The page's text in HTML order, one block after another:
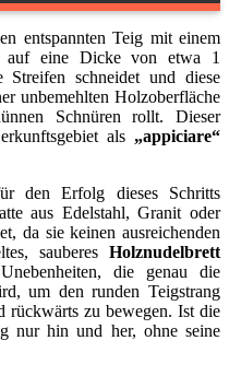
entspannten Teig mit einem
auf eine Dicke von etwa 1
Streifen schneidet und diese
unbemehlten Holzoberfläche
Schnüren rollt. Dieser
als „appiciare“
den Erfolg dieses Schritts
aus Edelstahl, Granit oder
da sie keinen ausreichenden
sauberes Holznudelbrett
die genau die
um den runden Teigstrang
rückwärts zu bewegen. Ist die
nur hin und her, ohne seine